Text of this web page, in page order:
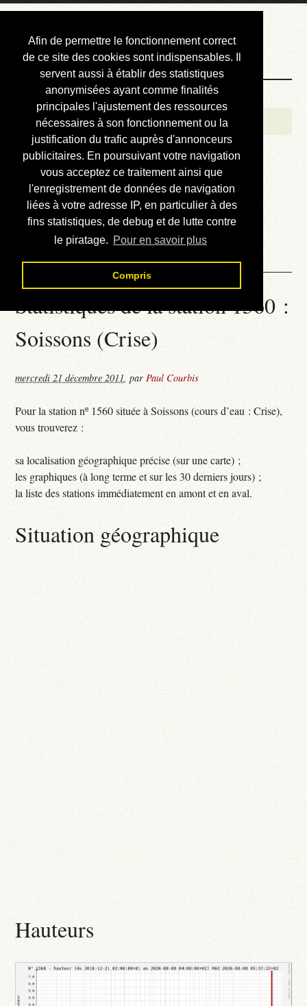
Afin de permettre le fonctionnement correct
de ce site des cookies sont indispensables. Il
servent aussi à établir des statistiques
anonymisées ayant comme finalités
principales l'ajustement des ressources
nécessaires à son fonctionnement ou la
justification du trafic auprès d'annonceurs
publicitaires. En poursuivant votre navigation
vous acceptez ce traitement ainsi que
l'enregistrement de données de navigation
liées à votre adresse IP, en particulier à des
fins statistiques, de debug et de lutte contre
le piratage. Pour en savoir plus
Compris
Courbis, « LE »
Blog Officiel
Bienvenue
Réalisations
Divers (et d’été)
Annonces
Liens externes
Téléchargement
Contact
Statistiques de la station 1560 :
Soissons (Crise)
mercredi 21 décembre 2011,parPaul Courbis
Pour la station nº 1560 située à Soissons (cours d’eau : Crise),
vous trouverez :
sa localisation géographique précise (sur une carte) ;
les graphiques (à long terme et sur les 30 derniers jours) ;
la liste des stations immédiatement en amont et en aval.
Situation géographique
Hauteurs